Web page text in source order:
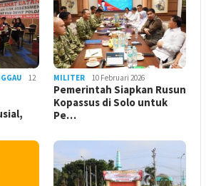
12
MILITER 10 Februari 2026
Pemerintah Siapkan Rusun
Kopassus di Solo untuk
Pe…